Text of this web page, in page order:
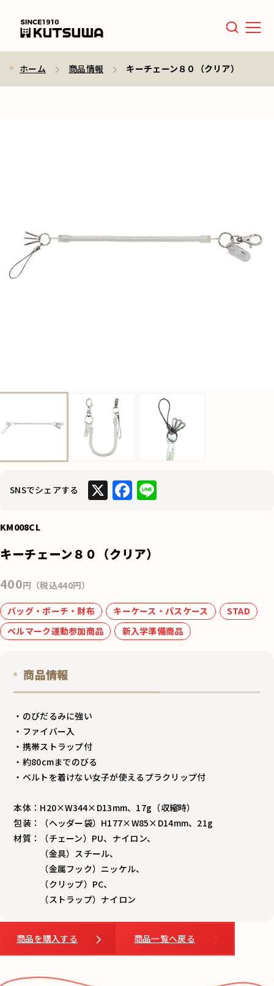
Menu
ホーム 商品情報 キーチェーン８０（クリア）
SNSでシェアする X F
e
b
o
k
Li
KM008CL
キーチェーン８０（クリア）
400円（税込440円）
バッグ・ポーチ・財布 キーケース・パスケース
STAD
ベルマーク運動参加商品
新入学準備商品
商品情報
・のびだるみに強い
・ファイバー入
・携帯ストラップ付
・約80cmまでのびる
・ベルトを着けない女子が使えるプラクリップ付
本体：H20×W344×D13mm、17g（収縮時）
包装：（ヘッダー袋）H177×W85×D14mm、21g
材質：（チェーン）PU、ナイロン、
（金具）スチール、
（金属フック）ニッケル、
（クリップ）PC、
（ストラップ）ナイロン
商品を購入する 商品一覧へ戻る